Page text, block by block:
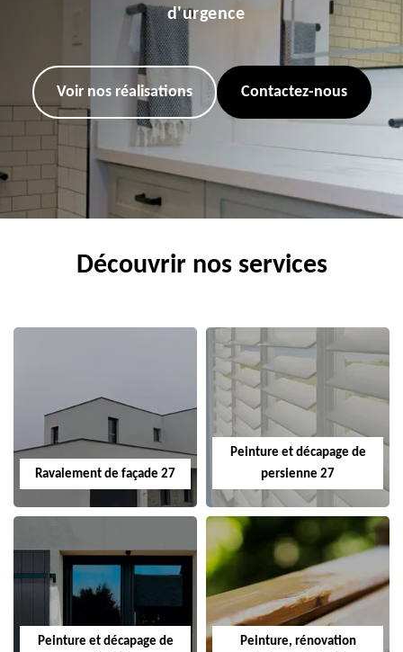
d'urgence
Voir nos réalisations Contactez-nous
Découvrir nos services
Ravalement de façade 27
Peinture et décapage de
persienne 27
Peinture et décapage de
Peinture, rénovation